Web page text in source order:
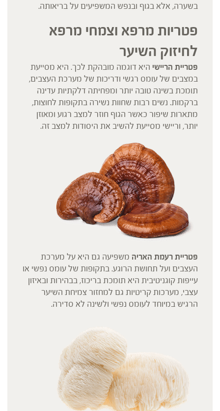
בשערה, אלא בגוף ובנפש המשפיעים על בריאותה.
פטריות מרפא וצמחי מרפא
לחיזוק השיער
פטריית הריישי היא דוגמה מובהקת לכך. היא מסייעת
במצבים של עומס רגשי ודריכות של מערכת העצבים,
תומכת בשינה טובה יותר ומפחיתה דלקתיות עדינה
ברקמות. נשים רבות שחוות נשירה בתקופות לחוצות,
מתארות שיפור כאשר הגוף חוזר למצב רגוע ומאוזן
יותר, וריישי מסייעת להשיב את היסודות למצב זה.
פטריית רעמת האריה משפיעה גם היא על מערכת
העצבים ועל תחושת הרוגע. בתקופות של עומס נפשי או
עייפות קוגניטיבית היא תומכת בריכוז, בבהירות ובאיזון
עצבי, מערכות קריטיות גם למחזור צמיחת השיער
הרגיש במיוחד לעומס נפשי ולשינה לא סדירה.